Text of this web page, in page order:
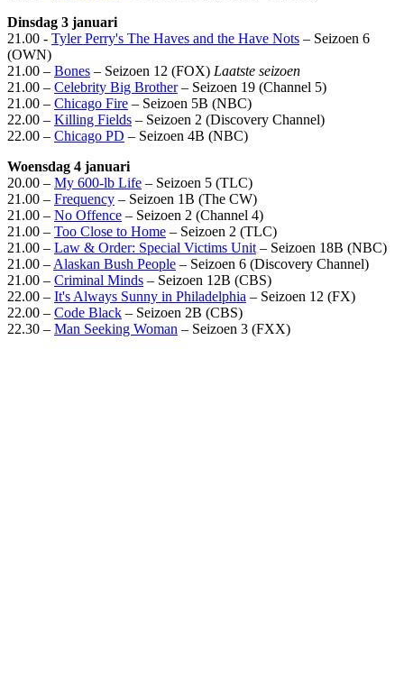
Dinsdag 3 januari
21.00 - Tyler Perry's The Haves and the Have Nots – Seizoen 6
(OWN)
21.00 – Bones – Seizoen 12 (FOX) Laatste seizoen
21.00 – Celebrity Big Brother– Seizoen 19 (Channel 5)
21.00 – Chicago Fire – Seizoen 5B (NBC)
22.00 – Killing Fields – Seizoen 2 (Discovery Channel)
22.00 – Chicago PD – Seizoen 4B (NBC)
Woensdag 4 januari
20.00 – My 600-lb Life – Seizoen 5 (TLC)
21.00 – Frequency – Seizoen 1B (The CW)
21.00 – No Offence – Seizoen 2 (Channel 4)
21.00 – Too Close to Home – Seizoen 2 (TLC)
21.00 – Law & Order: Special Victims Unit – Seizoen 18B (NBC)
21.00 – Alaskan Bush People – Seizoen 6 (Discovery Channel)
21.00 – Criminal Minds – Seizoen 12B (CBS)
22.00 – It's Always Sunny in Philadelphia – Seizoen 12 (FX)
22.00 – Code Black – Seizoen 2B (CBS)
22.30 – Man Seeking Woman – Seizoen 3 (FXX)